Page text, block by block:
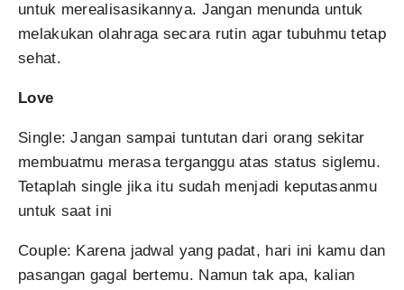
untuk merealisasikannya. Jangan menunda untuk
melakukan olahraga secara rutin agar tubuhmu tetap
sehat.
Love
Single: Jangan sampai tuntutan dari orang sekitar
membuatmu merasa terganggu atas status siglemu.
Tetaplah single jika itu sudah menjadi keputasanmu
untuk saat ini
Couple: Karena jadwal yang padat, hari ini kamu dan
pasangan gagal bertemu. Namun tak apa, kalian